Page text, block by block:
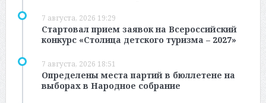
7 августа, 2026 19:29
Стартовал прием заявок на Всероссийский
конкурс «Столица детского туризма – 2027»
7 августа, 2026 18:51
Определены места партий в бюллетене на
выборах в Народное собрание